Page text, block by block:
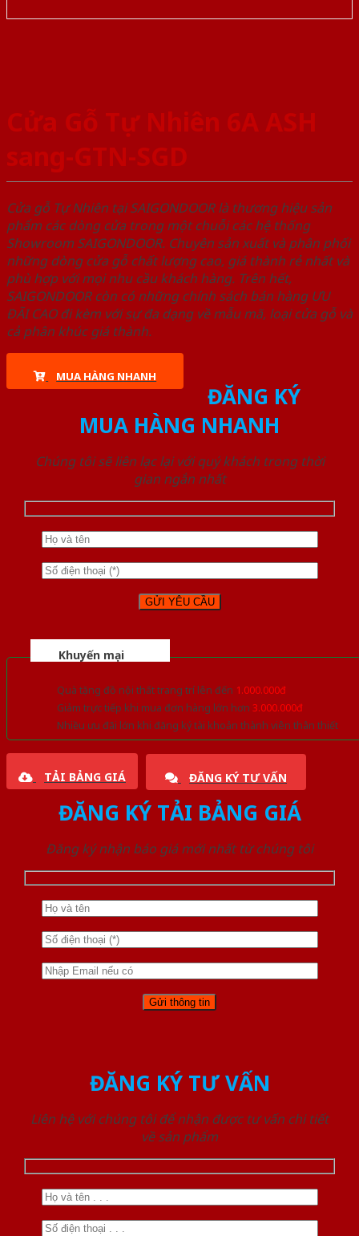
Cửa Gỗ Tự Nhiên 6A ASH
sang-GTN-SGD
Cửa gỗ Tự Nhiên tại SAIGONDOOR là thương hiệu sản
phẩm các dòng cửa trong một chuỗi các hệ thống
Showroom SAIGONDOOR. Chuyên sản xuất và phân phối
những dòng cửa gỗ chất lượng cao, giá thành rẻ nhất và
phù hợp với mọi nhu cầu khách hàng. Trên hết,
SAIGONDOOR còn có những chính sách bán hàng ƯU
ĐÃI CAO đi kèm với sự đa dạng về mẫu mã, loại cửa gỗ và
cả phân khúc giá thành.
MUA HÀNG NHANH
ĐĂNG KÝ
MUA HÀNG NHANH
Chúng tôi sẽ liên lạc lại với quý khách trong thời
gian ngắn nhất
Khuyến mại
Quà tặng đồ nội thất trang trí lên đến 1.000.000đ
Giảm trực tiếp khi mua đơn hàng lớn hơn 3.000.000đ
Nhiều ưu đãi lớn khi đăng ký tài khoản thành viên thân thiết
TẢI BẢNG GIÁ ĐĂNG KÝ TƯ VẤN
ĐĂNG KÝ TẢI BẢNG GIÁ
Đăng ký nhận báo giá mới nhất từ chúng tôi
ĐĂNG KÝ TƯ VẤN
Liên hệ với chúng tôi để nhận được tư vấn chi tiết
về sản phẩm